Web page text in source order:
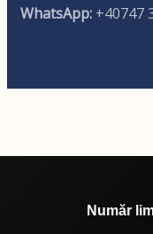
WhatsApp: +40747
Număr